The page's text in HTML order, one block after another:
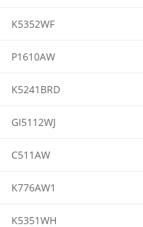
K5352WF
P1610AW
K5241BRD
GI5112WJ
C511AW
K776AW1
K5351WH